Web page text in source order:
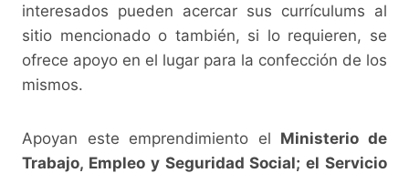
interesados pueden acercar sus currículums al
sitio mencionado o también, si lo requieren, se
ofrece apoyo en el lugar para la confección de los
mismos.
Apoyan este emprendimiento el Ministerio de
Trabajo, Empleo y Seguridad Social; el Servicio